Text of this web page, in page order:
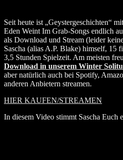
Seit heute ist „Geystergeschichten“
Eden Weint Im Grab-Songs endlich
als Download und Stream (leider
Sascha (alias A.P. Blake) himself, 15
3,5 Stunden Spielzeit. Am meisten
Download in unserem Winter
aber natürlich auch bei Spotify,
anderen Anbietern streamen.
HIER KAUFEN/STREAMEN
In diesem Video stimmt Sascha Euch